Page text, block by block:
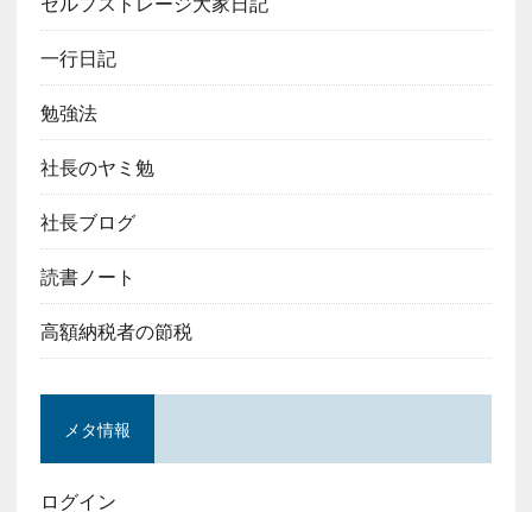
一行日記
勉強法
社長のヤミ勉
社長ブログ
読書ノート
高額納税者の節税
メタ情報
ログイン